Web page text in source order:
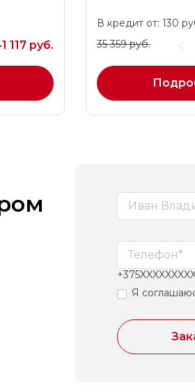
117 руб.
В кредит от: 130
35 359 руб.
Я